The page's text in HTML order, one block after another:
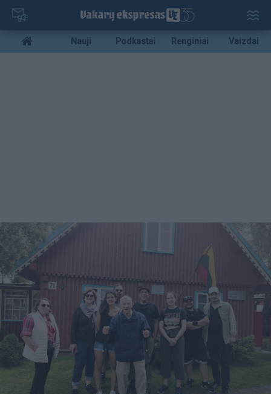
Pereiti
pagrindinį
turinį
Mobile
menu
Nauji Podkastai Renginiai Vaizdai